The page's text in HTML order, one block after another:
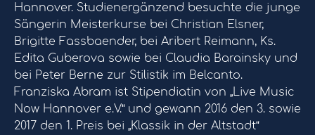
Hannover. Studienergänzend besuchte die junge
Sängerin Meisterkurse bei Christian Elsner,
Brigitte Fassbaender, bei Aribert Reimann, Ks.
Edita Guberova sowie bei Claudia Barainsky und
bei Peter Berne zur Stilistik im Belcanto.
Franziska Abram ist Stipendiatin von „Live Music
Now Hannover e.V.“ und gewann 2016 den 3. sowie
2017 den 1. Preis bei „Klassik in der Altstadt“